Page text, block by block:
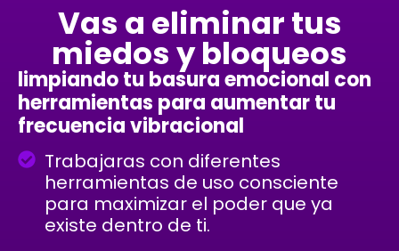
Vas a eliminar tus
miedos y bloqueos
limpiando tu basura emocional con
herramientas para aumentar tu
frecuencia vibracional
Trabajaras con diferentes
herramientas de uso consciente
para maximizar el poder que ya
existe dentro de ti.